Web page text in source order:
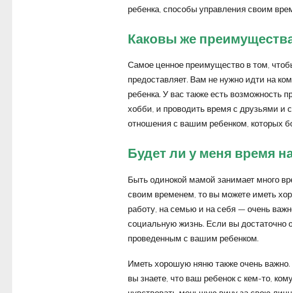
ребенка, способы управления своим
Каковы же
Самое ценное преимущество в том,
предоставляет. Вам не нужно идти на
ребенка. У вас также есть возможность
хобби, и проводить время с друзьями и
отношения с вашим ребенком, которых
Будет ли у меня время
Быть одинокой мамой занимает много
своим временем, то вы можете иметь
работу, на семью и на себя — очень
социальную жизнь. Если вы достаточно
проведенным с вашим ребенком.
Иметь хорошую няню также очень
вы знаете, что ваш ребенок с кем-то,